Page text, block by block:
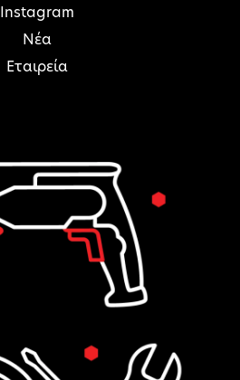
Instagram
Νέα
Εταιρεία